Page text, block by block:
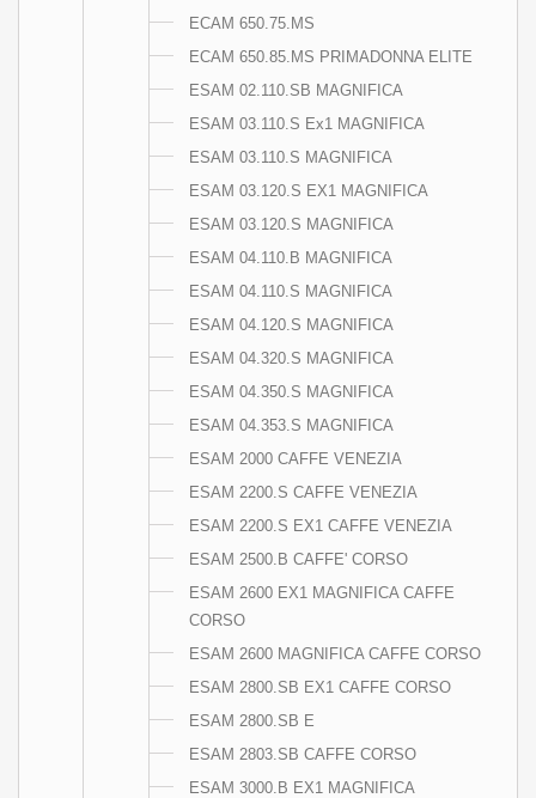
ECAM 650.75.MS
ECAM 650.85.MS PRIMADONNA ELITE
ESAM 02.110.SB MAGNIFICA
ESAM 03.110.S Ex1 MAGNIFICA
ESAM 03.110.S MAGNIFICA
ESAM 03.120.S EX1 MAGNIFICA
ESAM 03.120.S MAGNIFICA
ESAM 04.110.B MAGNIFICA
ESAM 04.110.S MAGNIFICA
ESAM 04.120.S MAGNIFICA
ESAM 04.320.S MAGNIFICA
ESAM 04.350.S MAGNIFICA
ESAM 04.353.S MAGNIFICA
ESAM 2000 CAFFE VENEZIA
ESAM 2200.S CAFFE VENEZIA
ESAM 2200.S EX1 CAFFE VENEZIA
ESAM 2500.B CAFFE' CORSO
ESAM 2600 EX1 MAGNIFICA CAFFE
CORSO
ESAM 2600 MAGNIFICA CAFFE CORSO
ESAM 2800.SB EX1 CAFFE CORSO
ESAM 2800.SB E
ESAM 2803.SB CAFFE CORSO
ESAM 3000.B EX1 MAGNIFICA